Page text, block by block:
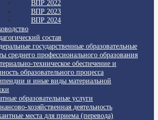
ВПР 2022
ВПР 2023
ВПР 2024
состав
государственные образовательные
среднего профессионального образования
техническое обеспечение и
образовательного процесса
и иные виды материальной
образовательные услуги
хозяйственная деятельность
места для приема (перевода)